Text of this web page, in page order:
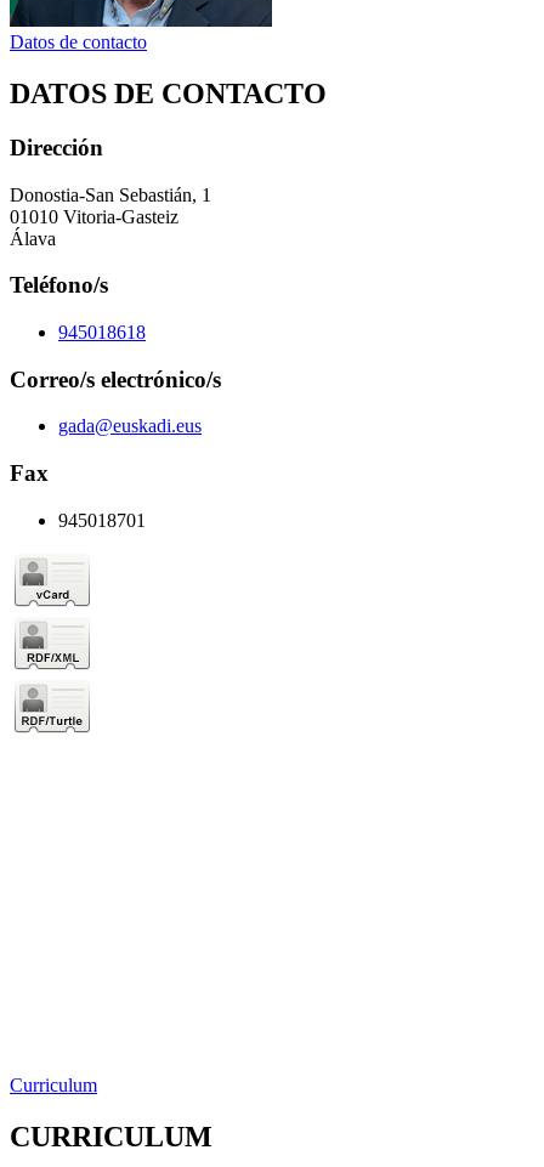
Datos de contacto
DATOS DE CONTACTO
Dirección
Donostia-San Sebastián, 1
01010 Vitoria-Gasteiz
Álava
Teléfono/s
945018618
Correo/s electrónico/s
gada@euskadi.eus
Fax
945018701
Curriculum
CURRICULUM